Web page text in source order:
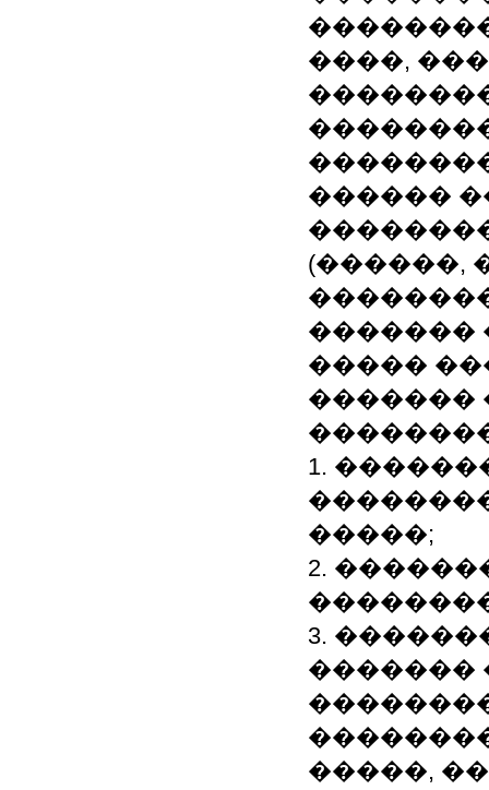
����,
������
(������,
�������
�����
�������
1.
�����;
2.
3.
�������
�����,